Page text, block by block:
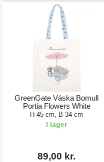
GreenGate Väska Bomull
Portia Flowers White
H 45 cm, B 34 cm
I lager
89,00 kr.